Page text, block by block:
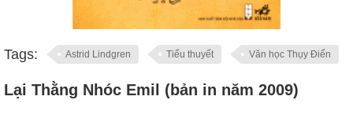
Tags: Astrid Lindgren Tiểu thuyết Văn học Thụy Điển
Lại Thằng Nhóc Emil (bản in năm 2009)